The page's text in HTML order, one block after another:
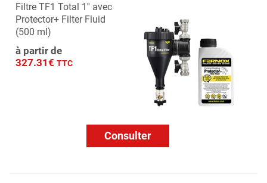
Filtre TF1 Total 1'' avec
Protector+ Filter Fluid
(500 ml)
à partir de
327.31€ TTC
Consulter